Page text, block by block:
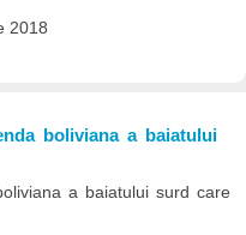
2018
boliviana a baiatului
a baiatului surd care